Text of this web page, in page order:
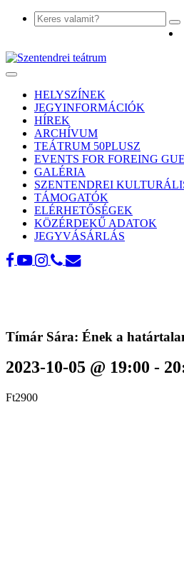
Toggle
navigationHELYSZÍNEK
JEGYINFORMÁCIÓK
HÍREK
ARCHÍVUM
TEÁTRUM 50PLUSZ
EVENTS FOR FOREING
GALÉRIA
SZENTENDREI
TÁMOGATÓK
ELÉRHETŐSÉGEK
KÖZÉRDEKŰ ADATOK
JEGYVÁSÁRLÁS
Tímár Sára: Ének a
2023-10-05 @ 19:00 -
Ft2900